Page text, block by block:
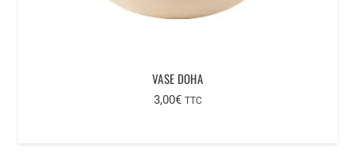
VASE DOHA
3,00€ TTC